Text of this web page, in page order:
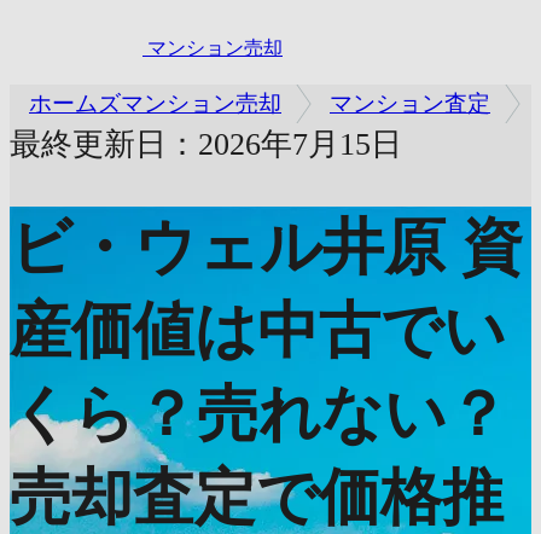
マンション売却
ホームズマンション売却 マンション査定
最終更新日：2026年7月15日
ビ・ウェル井原 資
産価値は中古でい
くら？売れない？
売却査定で価格推